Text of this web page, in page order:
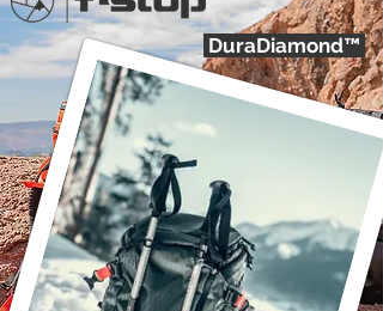
DuraDiamond™